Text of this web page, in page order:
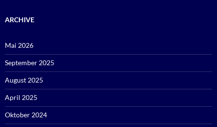
ARCHIVE
Mai 2026
September 2025
August 2025
April 2025
Oktober 2024